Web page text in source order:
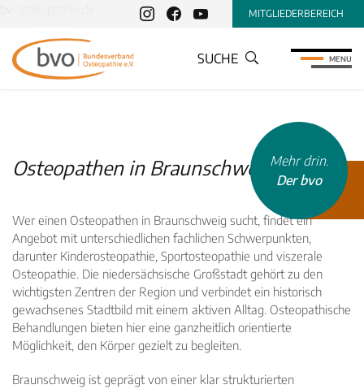
MITGLIEDERBEREICH
SUCHE MENU
Osteopathen in Braunschweig finden
Wer einen Osteopathen in Braunschweig sucht, findet ein
Angebot mit unterschiedlichen fachlichen Schwerpunkten,
darunter Kinderosteopathie, Sportosteopathie und viszerale
Osteopathie. Die niedersächsische Großstadt gehört zu den
wichtigsten Zentren der Region und verbindet ein historisch
gewachsenes Stadtbild mit einem aktiven Alltag. Osteopathische
Behandlungen bieten hier eine ganzheitlich orientierte
Möglichkeit, den Körper gezielt zu begleiten.
Braunschweig ist geprägt von einer klar strukturierten
Mehr drin.
Der bvo